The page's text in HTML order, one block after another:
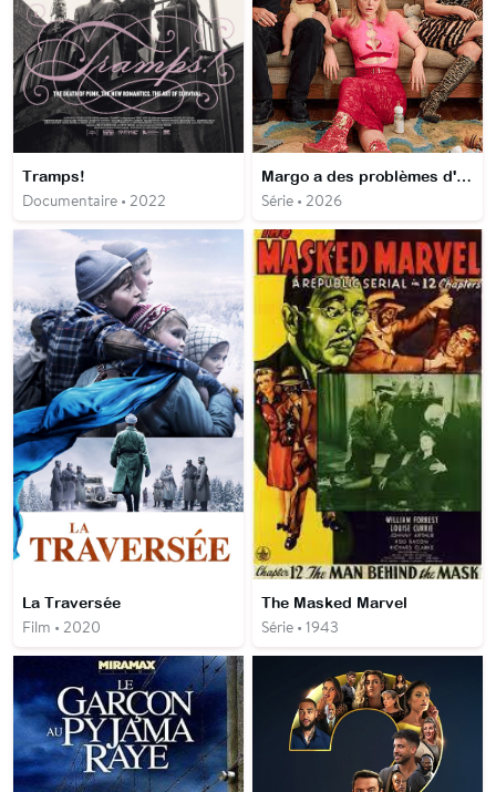
Tramps!
Documentaire • 2022
Margo a des problèmes d'argent
Série • 2026
La Traversée
Film • 2020
The Masked Marvel
Série • 1943